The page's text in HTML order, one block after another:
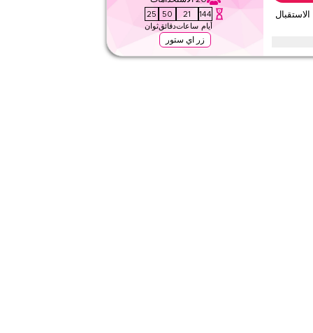
قيّمنا
10٪ على الاستقبال
144
أيام
21
ساعات
50
دقائق
23
ثوان
زر اي ستور
والتوديع من خدمات مرحبا في مطار ملبورن مع وصول ذي أولوية